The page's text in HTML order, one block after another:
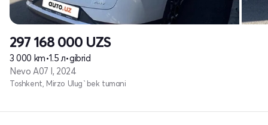
297 168 000 UZS
3 000 km•1.5 л•gibrid
Nevo A07 I, 2024
Toshkent, Mirzo Ulug`bek tumani